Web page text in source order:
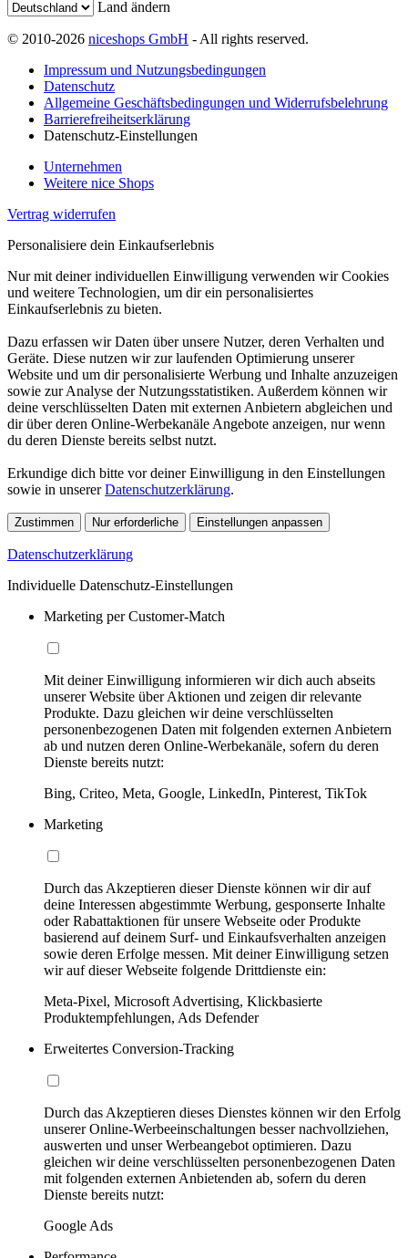
Land ändern
© 2010-2026 niceshops GmbH - All rights reserved.
Impressum und Nutzungsbedingungen
Datenschutz
Allgemeine Geschäftsbedingungen und Widerrufsbelehrung
Barrierefreiheitserklärung
Datenschutz-Einstellungen
Unternehmen
Weitere nice Shops
Vertrag widerrufen
Personalisiere dein Einkaufserlebnis
Nur mit deiner individuellen Einwilligung verwenden wir Cookies
und weitere Technologien, um dir ein personalisiertes
Einkaufserlebnis zu bieten.
Dazu erfassen wir Daten über unsere Nutzer, deren Verhalten und
Geräte. Diese nutzen wir zur laufenden Optimierung unserer
Website und um dir personalisierte Werbung und Inhalte anzuzeigen
sowie zur Analyse der Nutzungsstatistiken. Außerdem können wir
deine verschlüsselten Daten mit externen Anbietern abgleichen und
dir über deren Online-Werbekanäle Angebote anzeigen, nur wenn
du deren Dienste bereits selbst nutzt.
Erkundige dich bitte vor deiner Einwilligung in den Einstellungen
sowie in unsererDatenschutzerklärung.
Zustimmen Nur erforderliche Einstellungen anpassen
Datenschutzerklärung
Individuelle Datenschutz-Einstellungen
Marketing per Customer-Match
Mit deiner Einwilligung informieren wir dich auch abseits
unserer Website über Aktionen und zeigen dir relevante
Produkte. Dazu gleichen wir deine verschlüsselten
personenbezogenen Daten mit folgenden externen Anbietern
ab und nutzen deren Online-Werbekanäle, sofern du deren
Dienste bereits nutzt:
Bing, Criteo, Meta, Google, LinkedIn, Pinterest, TikTok
Marketing
Durch das Akzeptieren dieser Dienste können wir dir auf
deine Interessen abgestimmte Werbung, gesponserte Inhalte
oder Rabattaktionen für unsere Webseite oder Produkte
basierend auf deinem Surf- und Einkaufsverhalten anzeigen
sowie deren Erfolge messen. Mit deiner Einwilligung setzen
wir auf dieser Webseite folgende Drittdienste ein:
Meta-Pixel, Microsoft Advertising, Klickbasierte
Produktempfehlungen, Ads Defender
Erweitertes Conversion-Tracking
Durch das Akzeptieren dieses Dienstes können wir den Erfolg
unserer Online-Werbeeinschaltungen besser nachvollziehen,
auswerten und unser Werbeangebot optimieren. Dazu
gleichen wir deine verschlüsselten personenbezogenen Daten
mit folgenden externen Anbietenden ab, sofern du deren
Dienste bereits nutzt:
Google Ads